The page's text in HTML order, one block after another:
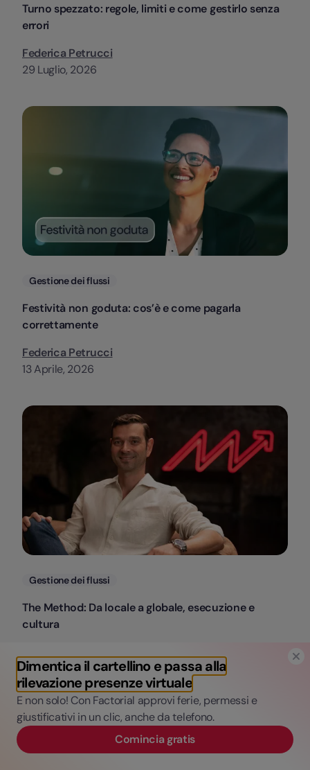
Dimentica il cartellino e passa alla
rilevazione presenze virtuale
E non solo! Con Factorial approvi ferie, permessi e
giustificativi in un clic, anche da telefono.
Comincia gratis
Turno spezzato: regole, limiti e come gestirlo senza
errori
Federica Petrucci
29 Luglio, 2026
Categorie
Gestione dei flussi
Festività non goduta: cos’è e come pagarla
correttamente
Federica Petrucci
13 Aprile, 2026
Categorie
Gestione dei flussi
The Method: Da locale a globale, esecuzione e
cultura
VP and Head of SP and PT at Wellhub & Strategy
and Partnerships at Factorial